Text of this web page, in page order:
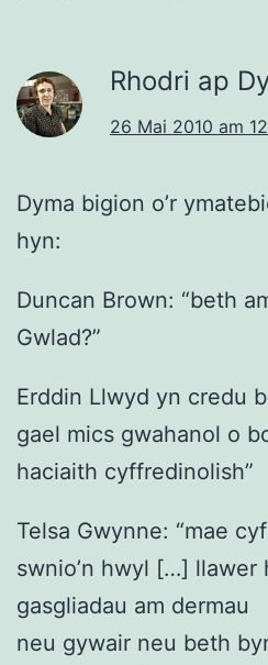
Rhodri ap
26 Mai 2010 am
Dyma bigion o’r
hyn:
Duncan Brown: “beth
Gwlad?”
Erddin Llwyd yn credu
gael mics gwahanol o
haciaith cyffredinolish”
Telsa Gwynne: “mae
swnio’n hwyl […] llawer
gasgliadau am dermau
neu gywair neu beth